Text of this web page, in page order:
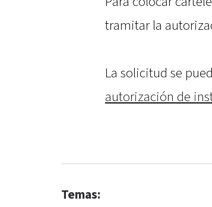
tramitar la
La solicitud se
autorización de
Temas: